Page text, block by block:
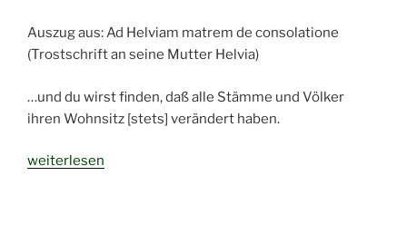
Auszug aus: Ad Helviam matrem de consolatione
(Trostschrift an seine Mutter Helvia)
…und du wirst finden, daß alle Stämme und Völker
ihren Wohnsitz [stets] verändert haben.
„Ad
weiterlesen